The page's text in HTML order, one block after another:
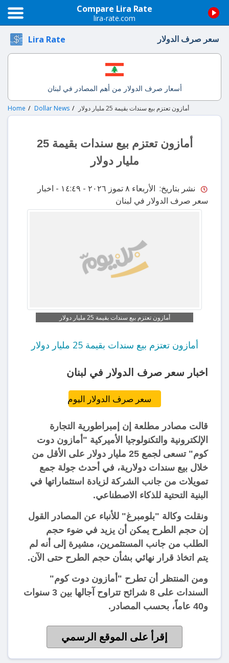
Compare Lira Rate
lira-rate.com
Lira Rate سعر صرف الدولار
أسعار صرف الدولار من أهم المصادر في لبنان
Home Dollar News أمازون تعتزم بيع سندات بقيمة 25 مليار دولار
أمازون تعتزم بيع سندات بقيمة 25
مليار دولار
نشر بتاريخ: الأربعاء ٨ تموز ٢٠٢٦ - ١٤:٤٩
- اخبار
سعر صرف الدولار في لبنان
أمازون تعتزم بيع سندات بقيمة 25 مليار دولار
أمازون تعتزم بيع سندات بقيمة 25 مليار دولار
اخبار سعر صرف الدولار في لبنان
سعر صرف الدولار اليوم
قالت مصادر مطلعة إن إمبراطورية التجارة
الإلكترونية والتكنولوجيا الأميركية "أمازون دوت
كوم" تسعى لجمع 25 مليار دولار على الأقل من
خلال بيع سندات دولارية، في أحدث جولة جمع
تمويلات من جانب الشركة لزيادة استثماراتها في
البنية التحتية للذكاء الاصطناعي.
ونقلت وكالة "بلومبرغ" للأنباء عن المصادر القول
إن حجم الطرح يمكن أن يزيد في ضوء حجم
الطلب من جانب المستثمرين، مشيرة إلى أنه لم
يتم اتخاذ قرار نهائي بشأن حجم الطرح حتى الآن.
ومن المنتظر أن تطرح "أمازون دوت كوم"
السندات على 8 شرائح تتراوح آجالها بين 3 سنوات
و40 عاماً، بحسب المصادر.
إقرأ على الموقع الرسمي